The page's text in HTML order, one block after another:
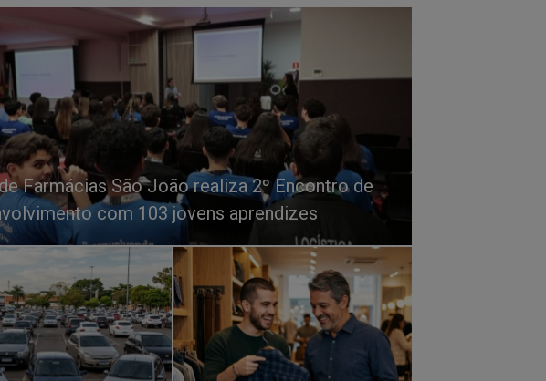
Farmácias São João realiza 2º Encontro de
com 103 jovens aprendizes